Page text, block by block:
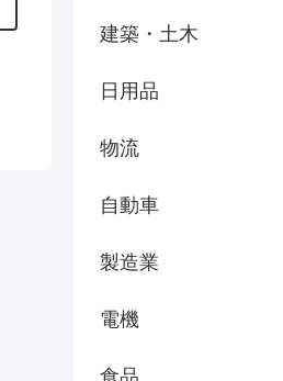
建築・土木
日用品
物流
自動車
製造業
電機